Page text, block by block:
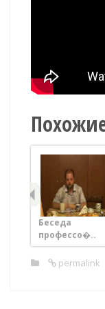
Беседа
профессо�..
permalink